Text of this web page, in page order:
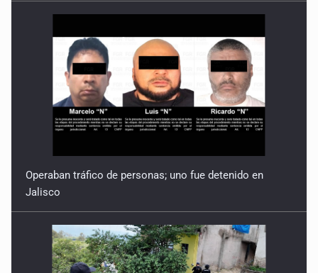
Operaban tráfico de personas; uno fue detenido en
Jalisco